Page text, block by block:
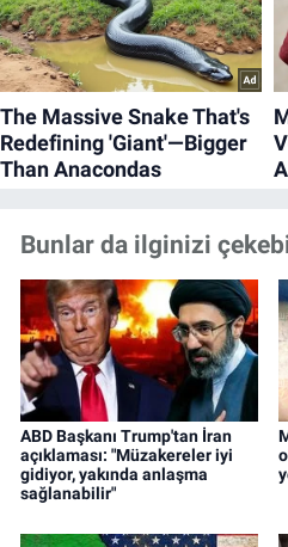
Bunlar da ilginizi
ABD Başkanı Trump'tan İran
açıklaması: "Müzakereler iyi
gidiyor, yakında anlaşma
sağlanabilir"